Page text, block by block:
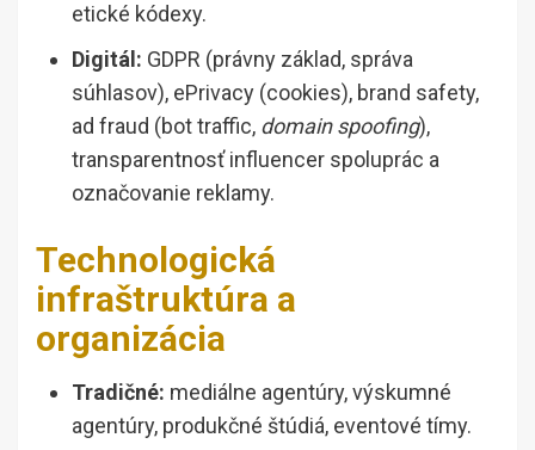
etické kódexy.
Digitál: GDPR (právny základ, správa
súhlasov), ePrivacy (cookies), brand safety,
ad fraud (bot traffic, domain spoofing),
transparentnosť influencer spoluprác a
označovanie reklamy.
Technologická
infraštruktúra a
organizácia
Tradičné: mediálne agentúry, výskumné
agentúry, produkčné štúdiá, eventové tímy.